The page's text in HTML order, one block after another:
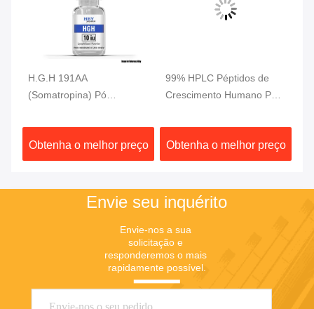
H.G.H 191AA
(Somatropina) Pó
investigação
Obtenha o melhor preço
99% HPLC Péptidos de
Crescimento Humano Pó
157 Péptido
Obtenha o melhor preço
Envie seu inquérito
Envie-nos a sua
solicitação e
responderemos o mais
rapidamente possível.